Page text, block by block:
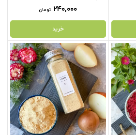
۲۴۰,۰۰۰ تومان
خرید